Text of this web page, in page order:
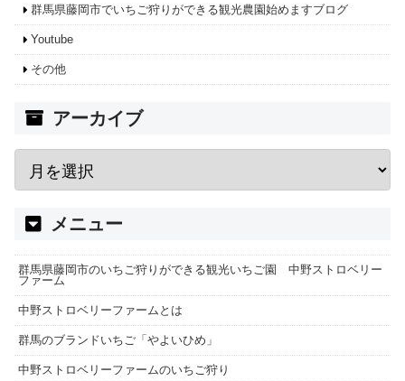
群馬県藤岡市でいちご狩りができる観光農園始めますブログ
Youtube
その他
アーカイブ
メニュー
群馬県藤岡市のいちご狩りができる観光いちご園 中野ストロベリー
ファーム
中野ストロベリーファームとは
群馬のブランドいちご「やよいひめ」
中野ストロベリーファームのいちご狩り